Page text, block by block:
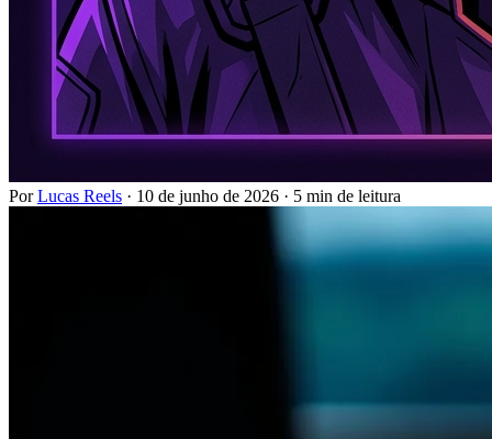
PorLucas Reels · 10 de junho de 2026 · 5 min de leitura